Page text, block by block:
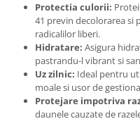
Protectia culorii:
41 previn decolorarea si
radicalilor liberi.
Hidratare: Asigura
pastrandu-l vibrant si
Uz zilnic: Ideal pentru
moale si usor de
Protejare impotriva
daunele cauzate de